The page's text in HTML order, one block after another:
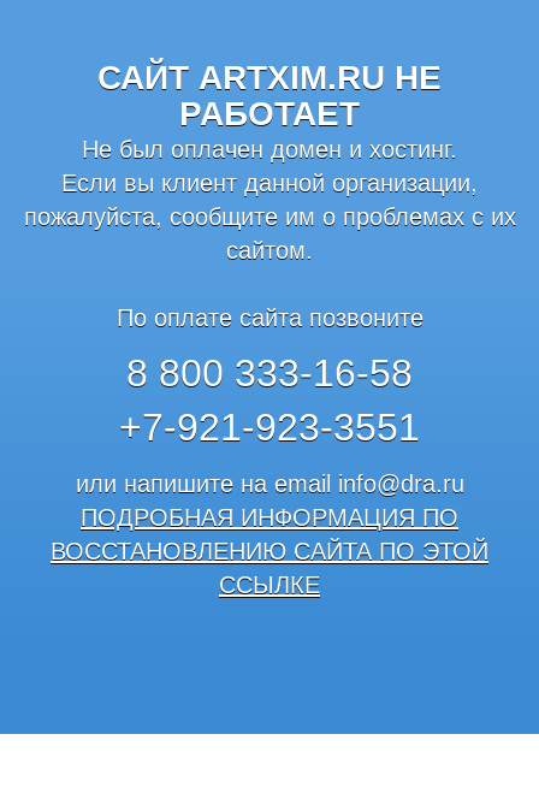
САЙТ ARTXIM.RU НЕ
РАБОТАЕТ
Не был оплачен домен и хостинг.
Если вы клиент данной организации,
пожалуйста, сообщите им о проблемах с их
сайтом.
По оплате сайта позвоните
8 800 333-16-58
+7-921-923-3551
или напишите на email info@dra.ru
ПОДРОБНАЯ ИНФОРМАЦИЯ ПО
ВОССТАНОВЛЕНИЮ САЙТА ПО ЭТОЙ
ССЫЛКЕ